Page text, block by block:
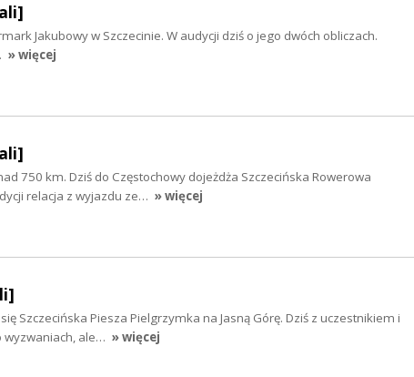
Jakubowy w Szczecinie. W audycji dziś o jego dwóch obliczach.
» więcej
750 km. Dziś do Częstochowy dojeżdża Szczecińska Rowerowa
relacja z wyjazdu ze… » więcej
Szczecińska Piesza Pielgrzymka na Jasną Górę. Dziś z uczestnikiem i
wyzwaniach, ale… » więcej